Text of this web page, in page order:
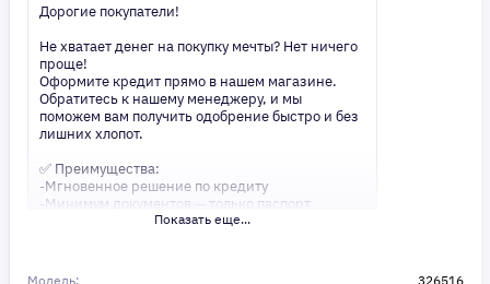
Дорогие покупатели!
Не хватает денег на покупку мечты? Нет ничего
проще!
Оформите кредит прямо в нашем магазине.
Обратитесь к нашему менеджеру, и мы
поможем вам получить одобрение быстро и без
лишних хлопот.
✅ Преимущества:
-Мгновенное решение по кредиту
-Минимум документов — только паспорт
-Удобные сроки и низкие процентные ставки
Получите то, что нужно, прямо сейчас. Ваше
Показать еще...
Модель: 326516